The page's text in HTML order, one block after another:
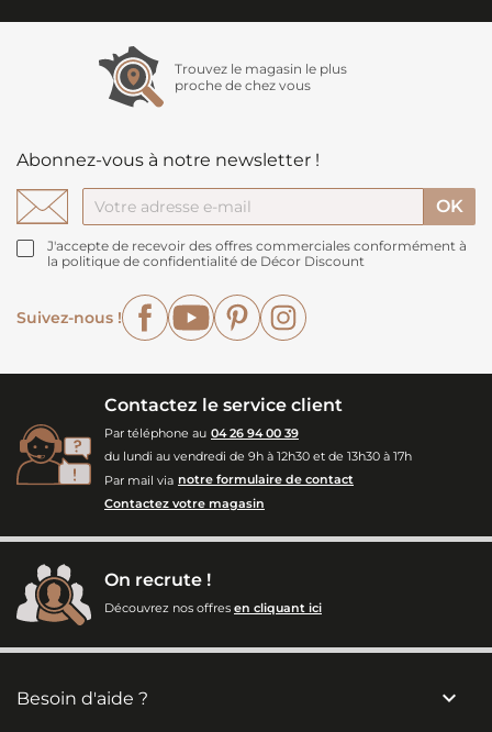
Trouvez le magasin le plus
proche de chez vous
Abonnez-vous à notre newsletter !
J'accepte de recevoir des offres commerciales conformément à
la politique de confidentialité de Décor Discount
Suivez-nous !
FacebookYouTubePinterest
Contactez le service client
Par téléphone au 04 26 94 00 39
du lundi au vendredi de 9h à 12h30 et de 13h30 à 17h
Par mail via notre formulaire de contact
Contactez votre magasin
On recrute !
Découvrez nos offres en cliquant ici
Besoin d'aide ? 